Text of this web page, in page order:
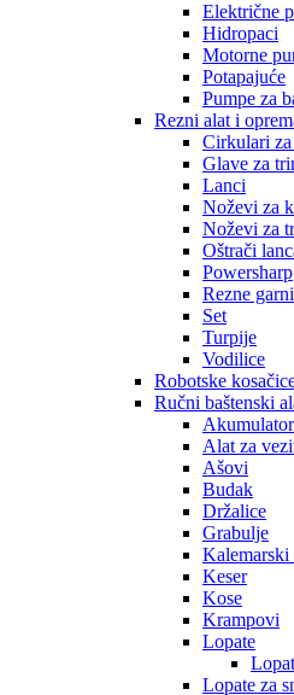
Električne
Hidropaci
Motorne
Potapajuće
Pumpe za
Rezni alat i
Cirkulari
Glave za
Lanci
Noževi za
Noževi za
Oštrači
Powersharp
Rezne
Set
Turpije
Vodilice
Robotske
Ručni baštenski
Alat za
Ašovi
Budak
Držalice
Grabulje
Kalemarski
Keser
Kose
Krampovi
Lopate
Lopate za